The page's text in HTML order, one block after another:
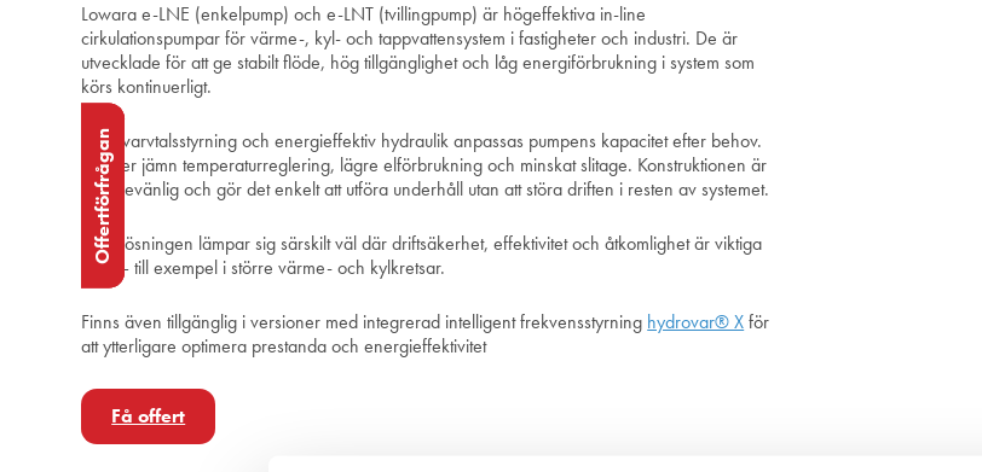
Lowara e-LNE (enkelpump) och e-LNT (tvillingpump) är högeffektiva in-line
cirkulationspumpar för värme-, kyl- och tappvattensystem i fastigheter och industri. De är
utvecklade för att ge stabilt flöde, hög tillgänglighet och låg energiförbrukning i system som
körs kontinuerligt.
Med varvtalsstyrning och energieffektiv hydraulik anpassas pumpens kapacitet efter behov.
Det ger jämn temperaturreglering, lägre elförbrukning och minskat slitage. Konstruktionen är
servicevänlig och gör det enkelt att utföra underhåll utan att störa driften i resten av systemet.
Pumplösningen lämpar sig särskilt väl där driftsäkerhet, effektivitet och åtkomlighet är viktiga
krav – till exempel i större värme- och kylkretsar.
Finns även tillgänglig i versioner med integrerad intelligent frekvensstyrning hydrovar® X för
att ytterligare optimera prestanda och energieffektivitet
Få offert
Offertförfrågan
Offertförfrågan
Offertförfrågan